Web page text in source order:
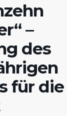
–
des
für die